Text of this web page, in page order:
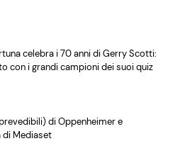
celebra i 70 anni di Gerry Scotti:
con i grandi campioni dei suoi quiz
di Oppenheimer e
di Mediaset